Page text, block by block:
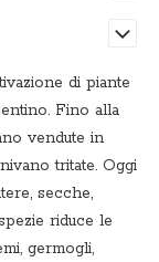
di piante
Fino alla
vendute in
tritate. Oggi
secche,
riduce le
germogli,